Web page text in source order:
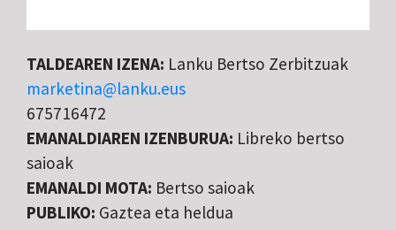
TALDEAREN IZENA: Lanku Bertso Zerbitzuak
marketina@lanku.eus
675716472
EMANALDIAREN IZENBURUA: Libreko bertso
saioak
EMANALDI MOTA: Bertso saioak
PUBLIKO: Gaztea eta heldua